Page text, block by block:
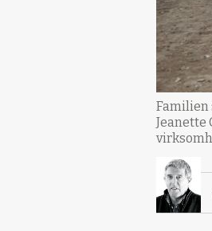
Familien
Jeanette